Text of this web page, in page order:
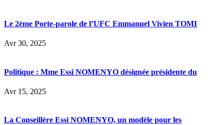
Le 2ème Porte-parole de l’UFC Emmanuel Vivien TOMI
Avr 30, 2025
Politique : Mme Essi NOMENYO désignée présidente du
Avr 15, 2025
La Conseillère Essi NOMENYO, un modèle pour les